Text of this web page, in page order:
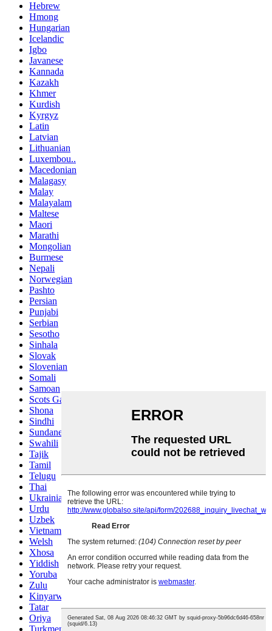
Hebrew
Hmong
Hungarian
Icelandic
Igbo
Javanese
Kannada
Kazakh
Khmer
Kurdish
Kyrgyz
Latin
Latvian
Lithuanian
Luxembou..
Macedonian
Malagasy
Malay
Malayalam
Maltese
Maori
Marathi
Mongolian
Burmese
Nepali
Norwegian
Pashto
Persian
Punjabi
Serbian
Sesotho
Sinhala
Slovak
Slovenian
Somali
Samoan
Scots Gaelic
Shona
Sindhi
Sundanese
Swahili
Tajik
Tamil
Telugu
Thai
Ukrainian
Urdu
Uzbek
Vietnamese
Welsh
Xhosa
Yiddish
Yoruba
Zulu
Kinyarwanda
Tatar
Oriya
Turkmen